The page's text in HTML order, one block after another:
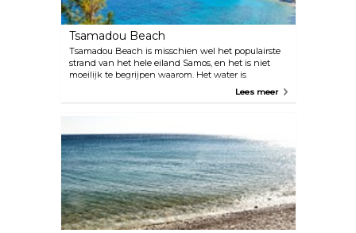
Tsamadou Beach
Tsamadou Beach is misschien wel het populairste
strand van het hele eiland Samos, en het is niet
moeilijk te begrijpen waarom. Het water is
kristalhelder en heeft tegelijkertijd een levendige
druk.
Lees meer